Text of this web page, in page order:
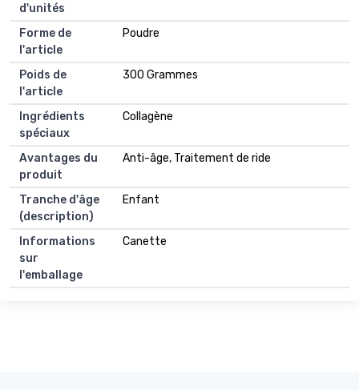
d'unités
Forme de
l'article
Poudre
Poids de
l'article
300 Grammes
Ingrédients
spéciaux
Collagène
Avantages du
produit
Anti-âge, Traitement de ride
Tranche d'âge
(description)
Enfant
Informations
sur
l'emballage
Canette